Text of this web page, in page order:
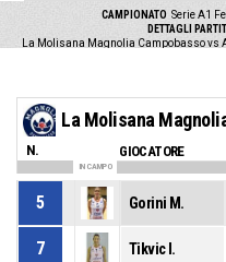
CAMPIONATO Serie A1
DETTAGLI
La Molisana Magnolia Campobasso vs
La Molisana
N. GIOCATORE
IN CAMPO
5 Gorini M.
7 Tikvic I.